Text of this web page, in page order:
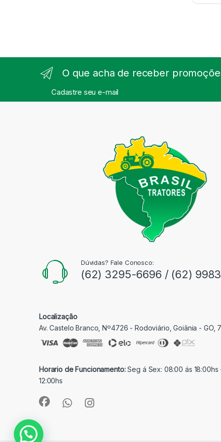
O que acha de receber
Cadastre seu e-mail
Dúvidas? Fale Conosco:
(62) 3295-6696 / (62)
Localização
Av. Castelo Branco, Nº4726 - Rodoviário, Goiânia - GO,
Horario de Funcionamento:Seg á Sex: 08:00 ás 18:00hs
12:00hs